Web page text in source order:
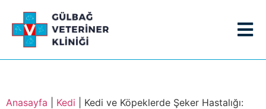
Anasayfa Kedi
Kedi ve Köpeklerde Şeker Hastalığı: